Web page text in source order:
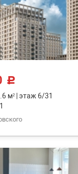
c
м² этаж 6/31